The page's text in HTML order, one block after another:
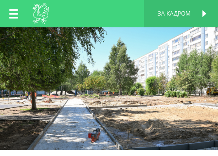
RU
EN
TT
ЗА КАДРОМ
ПЕРСОНАЛЬНАЯ
СТРАНИЦА